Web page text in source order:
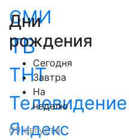
СМИ
ТВ
ТНТ
Телевидение
Яндекс
Дни
рождения
Сегодня
Завтра
На
неделю
09 августа